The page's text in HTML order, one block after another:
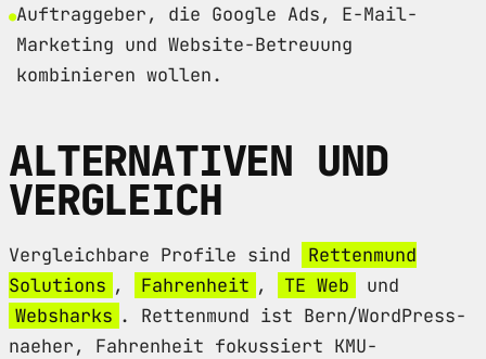
Auftraggeber, die Google Ads, E-Mail-
Marketing und Website-Betreuung
kombinieren wollen.
ALTERNATIVEN UND
VERGLEICH
Vergleichbare Profile sind
Rettenmund
Solutions , Fahrenheit , TE Web
und
Websharks . Rettenmund ist Bern/WordPress-
naeher, Fahrenheit fokussiert KMU-